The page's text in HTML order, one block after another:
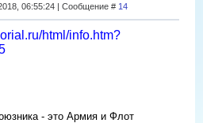
06:55:24 | Сообщение # 14
html/info.htm?
- это Армия и Флот